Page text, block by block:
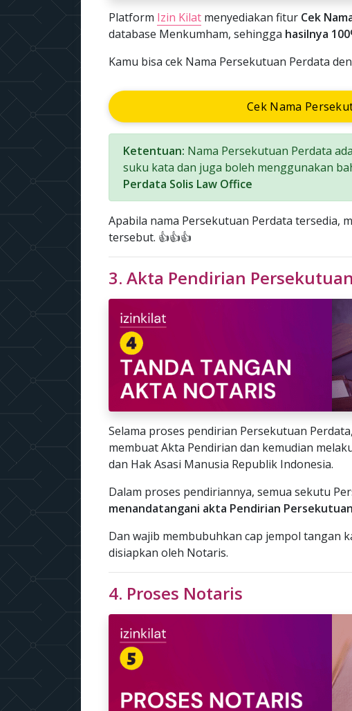
Platform Izin Kilat menyediakan fitur Cek
database Menkumham, sehingga hasilnya
Kamu bisa cek Nama Persekutuan Perdata
Cek Nama
Ketentuan: Nama Persekutuan Perdata
suku kata dan juga boleh menggunakan
Perdata Solis Law Office
Apabila nama Persekutuan Perdata tersedia,
tersebut. 👍👍👍
3. Akta Pendirian
Selama proses pendirian Persekutuan
membuat Akta Pendirian dan kemudian
dan Hak Asasi Manusia Republik Indonesia.
Dalam proses pendiriannya, semua sekutu
menandatangani akta Pendirian
Dan wajib membubuhkan cap jempol tangan
disiapkan oleh Notaris.
4. Proses Notaris